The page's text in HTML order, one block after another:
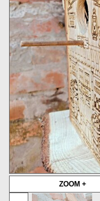
ZOOM +